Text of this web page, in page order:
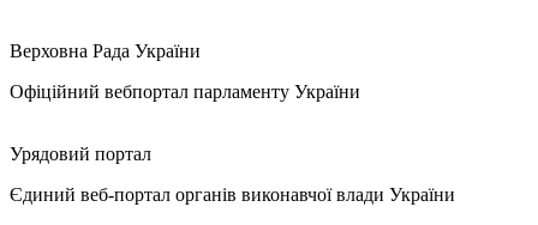
Верховна Рада України
Офіційний вебпортал парламенту України
Урядовий портал
Єдиний веб-портал органів виконавчої влади України